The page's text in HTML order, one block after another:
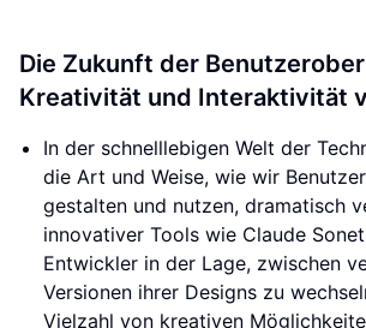
Die Zukunft der
Kreativität und Interaktivität
In der schnelllebigen Welt der
die Art und Weise, wie wir
gestalten und nutzen, dramatisch
innovativer Tools wie Claude
Entwickler in der Lage, zwischen
Versionen ihrer Designs zu
Vielzahl von kreativen